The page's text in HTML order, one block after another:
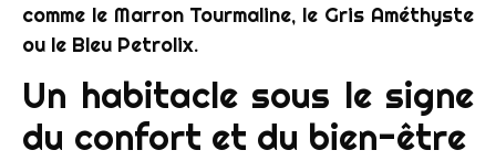
comme le Marron Tourmaline, le Gris Améthyste
ou le Bleu Petrolix.
Un habitacle sous le signe
du confort et du bien-être